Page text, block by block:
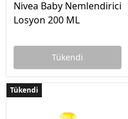
Nivea Baby Nemlendirici
Losyon 200 ML
Tükendi
Tükendi
Tükendi